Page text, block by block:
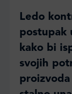
Ledo
postupak
kako bi
svojih